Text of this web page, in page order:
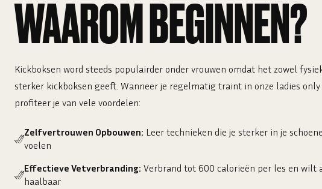
WAAROM BEGINNEN?
Kickboksen word steeds populairder onder vrouwen omdat het zowel
sterker kickboksen geeft. Wanneer je regelmatig traint in onze ladies only
profiteer je van vele voordelen:
Zelfvertrouwen Opbouwen: Leer technieken die je sterker in je
voelen
Effectieve Vetverbranding: Verbrand tot 600 calorieën per les en wilt
haalbaar